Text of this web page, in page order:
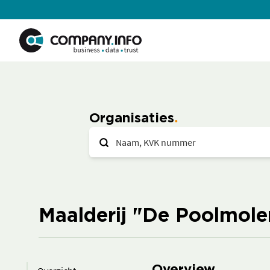
Organisaties
Maalderij "De